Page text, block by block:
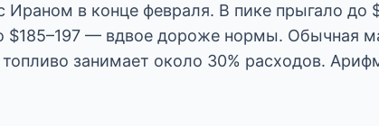
Ираном в конце февраля. В пике прыгало до
$185–197 — вдвое дороже нормы. Обычная
занимает около 30% расходов.